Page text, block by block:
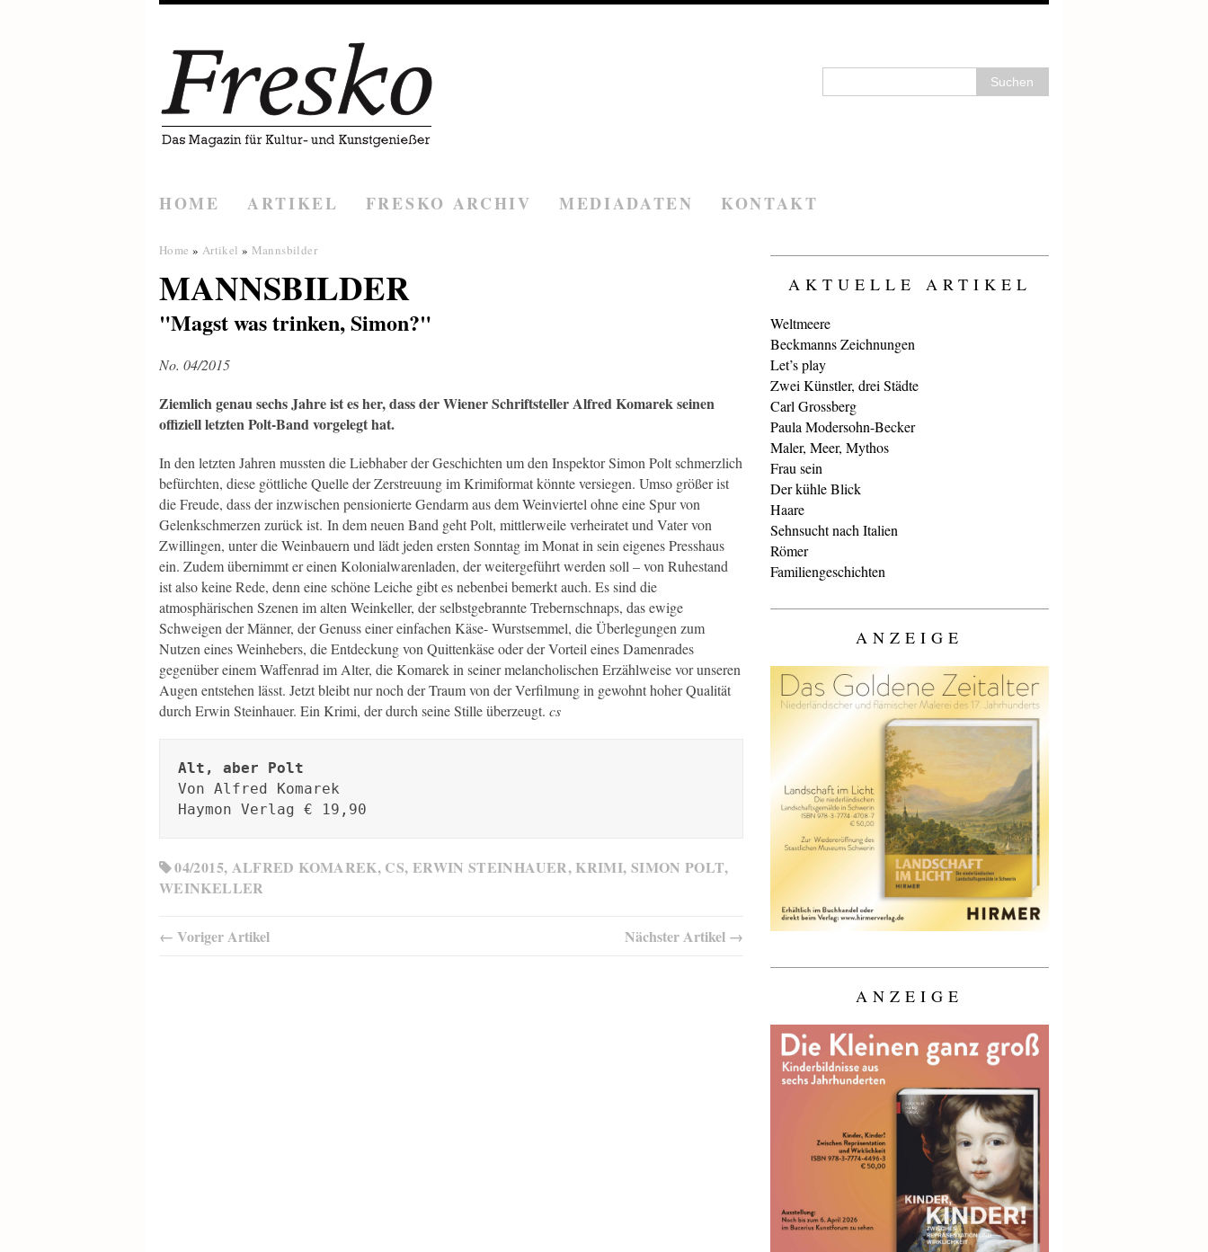
HOME ARTIKEL FRESKO ARCHIV MEDIADATEN KONTAKT
Home » Artikel » Mannsbilder
MANNSBILDER
"Magst was trinken, Simon?"
No. 04/2015
Ziemlich genau sechs Jahre ist es her, dass der Wiener Schriftsteller Alfred Komarek seinen
offiziell letzten Polt-Band vorgelegt hat.
In den letzten Jahren mussten die Liebhaber der Geschichten um den Inspektor Simon Polt schmerzlich
befürchten, diese göttliche Quelle der Zerstreuung im Krimiformat könnte versiegen. Umso größer ist
die Freude, dass der inzwischen pensionierte Gendarm aus dem Weinviertel ohne eine Spur von
Gelenkschmerzen zurück ist. In dem neuen Band geht Polt, mittlerweile verheiratet und Vater von
Zwillingen, unter die Weinbauern und lädt jeden ersten Sonntag im Monat in sein eigenes Presshaus
ein. Zudem übernimmt er einen Kolonialwarenladen, der weitergeführt werden soll – von Ruhestand
ist also keine Rede, denn eine schöne Leiche gibt es nebenbei bemerkt auch. Es sind die
atmosphärischen Szenen im alten Weinkeller, der selbstgebrannte Trebernschnaps, das ewige
Schweigen der Männer, der Genuss einer einfachen Käse- Wurstsemmel, die Überlegungen zum
Nutzen eines Weinhebers, die Entdeckung von Quittenkäse oder der Vorteil eines Damenrades
gegenüber einem Waffenrad im Alter, die Komarek in seiner melancholischen Erzählweise vor unseren
Augen entstehen lässt. Jetzt bleibt nur noch der Traum von der Verfilmung in gewohnt hoher Qualität
durch Erwin Steinhauer. Ein Krimi, der durch seine Stille überzeugt. cs
Alt, aber Polt
Von Alfred Komarek
Haymon Verlag € 19,90
04/2015, ALFRED KOMAREK, CS, ERWIN STEINHAUER, KRIMI, SIMON POLT,
WEINKELLER
← Voriger Artikel Nächster Artikel →
AKTUELLE ARTIKEL
Weltmeere
Beckmanns Zeichnungen
Let’s play
Zwei Künstler, drei Städte
Carl Grossberg
Paula Modersohn-Becker
Maler, Meer, Mythos
Frau sein
Der kühle Blick
Haare
Sehnsucht nach Italien
Römer
Familiengeschichten
ANZEIGE
ANZEIGE